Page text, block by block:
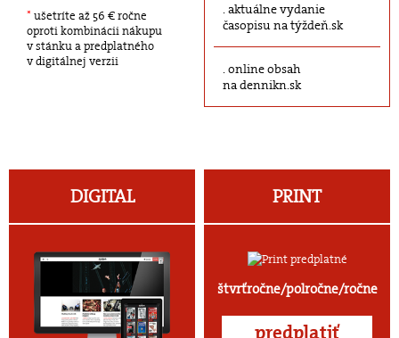
* ušetríte až 56 € ročne
oproti kombinácii nákupu
v stánku a predplatného
v digitálnej verzii
aktuálne vydanie
časopisu na týždeň.sk
online obsah
na dennikn.sk
DIGITAL PRINT
štvrťročne/polročne/ročne